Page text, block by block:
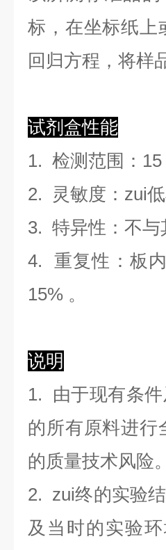
标，在坐标纸上
回归方程 ， 将样
试剂盒性能
1. 检测范围 ：
2. 灵敏度：zui
3. 特异性：不与
4. 重复性：板
15% 。
说明
1. 由于现有条
的所有原料进行
的质量技术风险。
2. zui终的实验
及当时的实验